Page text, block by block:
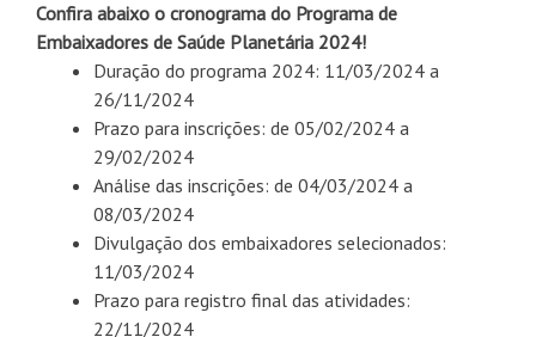
Confira abaixo o cronograma do Programa de
Embaixadores de Saúde Planetária 2024!
Duração do programa 2024: 11/03/2024 a
26/11/2024
Prazo para inscrições: de 05/02/2024 a
29/02/2024
Análise das inscrições: de 04/03/2024 a
08/03/2024
Divulgação dos embaixadores selecionados:
11/03/2024
Prazo para registro final das atividades:
22/11/2024